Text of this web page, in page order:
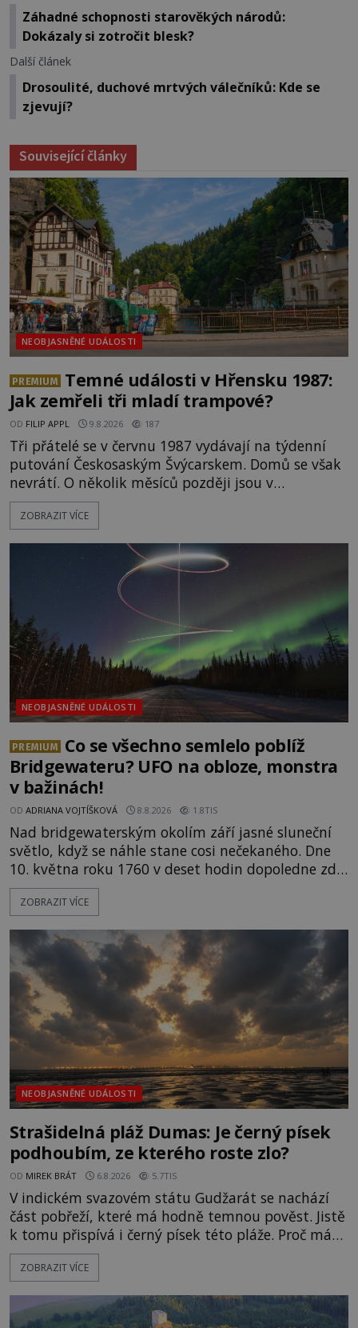
Záhadné schopnosti starověkých národů:
Dokázaly si zotročit blesk?
Další článek
Drosoulité, duchové mrtvých válečníků: Kde se
zjevují?
Související články
NEOBJASNĚNÉ UDÁLOSTI
PREMIUM
Temné události v Hřensku 1987:
Jak zemřeli tři mladí trampové?
OD FILIP APPL 9.8.2026 187
Tři přátelé se v červnu 1987 vydávají na týdenní
putování Českosaským Švýcarskem. Domů se však
nevrátí. O několik měsíců později jsou v
nepřístupných skalách u Hřenska nalezeny jejich
kostry – a s nimi stopy, které se jen obtížně slučují
přírodní živel, neznámý útočník, nebo někdo, koho
tehdejší režim nechtěl odhalit? [gallery
ids="171131,171132,1711
ZOBRAZIT VÍCE
NEOBJASNĚNÉ UDÁLOSTI
PREMIUM
Co se všechno semlelo poblíž
Bridgewateru? UFO na obloze, monstra
v bažinách!
OD ADRIANA VOJTÍŠKOVÁ 8.8.2026 1.8TIS
Nad bridgewaterským okolím září jasné sluneční
světlo, když se náhle stane cosi nečekaného. Dne
10. května roku 1760 v deset hodin dopoledne zde
dojde k vůbec prvnímu historicky doloženému
přeletu UFO. Podle záznamů vyzařuje takové
jen o nějaký optický klam, nebo se zde skutečně
právě vznáší mimozemská loď
ZOBRAZIT VÍCE
NEOBJASNĚNÉ UDÁLOSTI
Strašidelná pláž Dumas: Je černý písek
podhoubím, ze kterého roste zlo?
OD MIREK BRÁT 6.8.2026 5.7TIS
V indickém svazovém státu Gudžarát se nachází
část pobřeží, které má hodně temnou pověst. Jistě
k tomu přispívá i černý písek této pláže. Proč má
pláž takové netypické zbarvení? Nakolik jsou
pravdivé historky, že zde došlo k nevysvětlitelným
následovat. Vstupujeme na pláž Dumas ve městě
ZOBRAZIT VÍCE